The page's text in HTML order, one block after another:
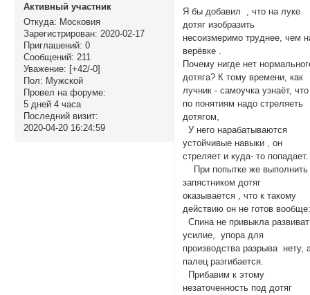
Активный участник
Откуда: Московия
Зарегистрирован: 2020-02-17
Приглашений: 0
Сообщений: 211
Уважение: [+42/-0]
Пол: Мужской
Провел на форуме:
5 дней 4 часа
Последний визит:
2020-04-20 16:24:59
Я бы добавил , что на луке
дотяг изобразить
несоизмеримо труднее, чем
верёвке .
Почему нигде нет
дотяга? К тому времени, как
лучник - самоучка узнаёт,
по понятиям надо стреляеть
дотягом,
У него нарабатываются
устойчивые навыки , он
стреляет и куда- то попадает.
При попытке же выполнить
запястником дотяг
оказывается , что к такому
действию он не готов
Спина не привыкла
усилие, упора для
производства разрыва нету,
палец разгибается.
Прибавим к этому
незаточенность под дотяг